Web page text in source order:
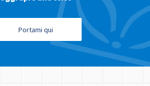
Portami qui